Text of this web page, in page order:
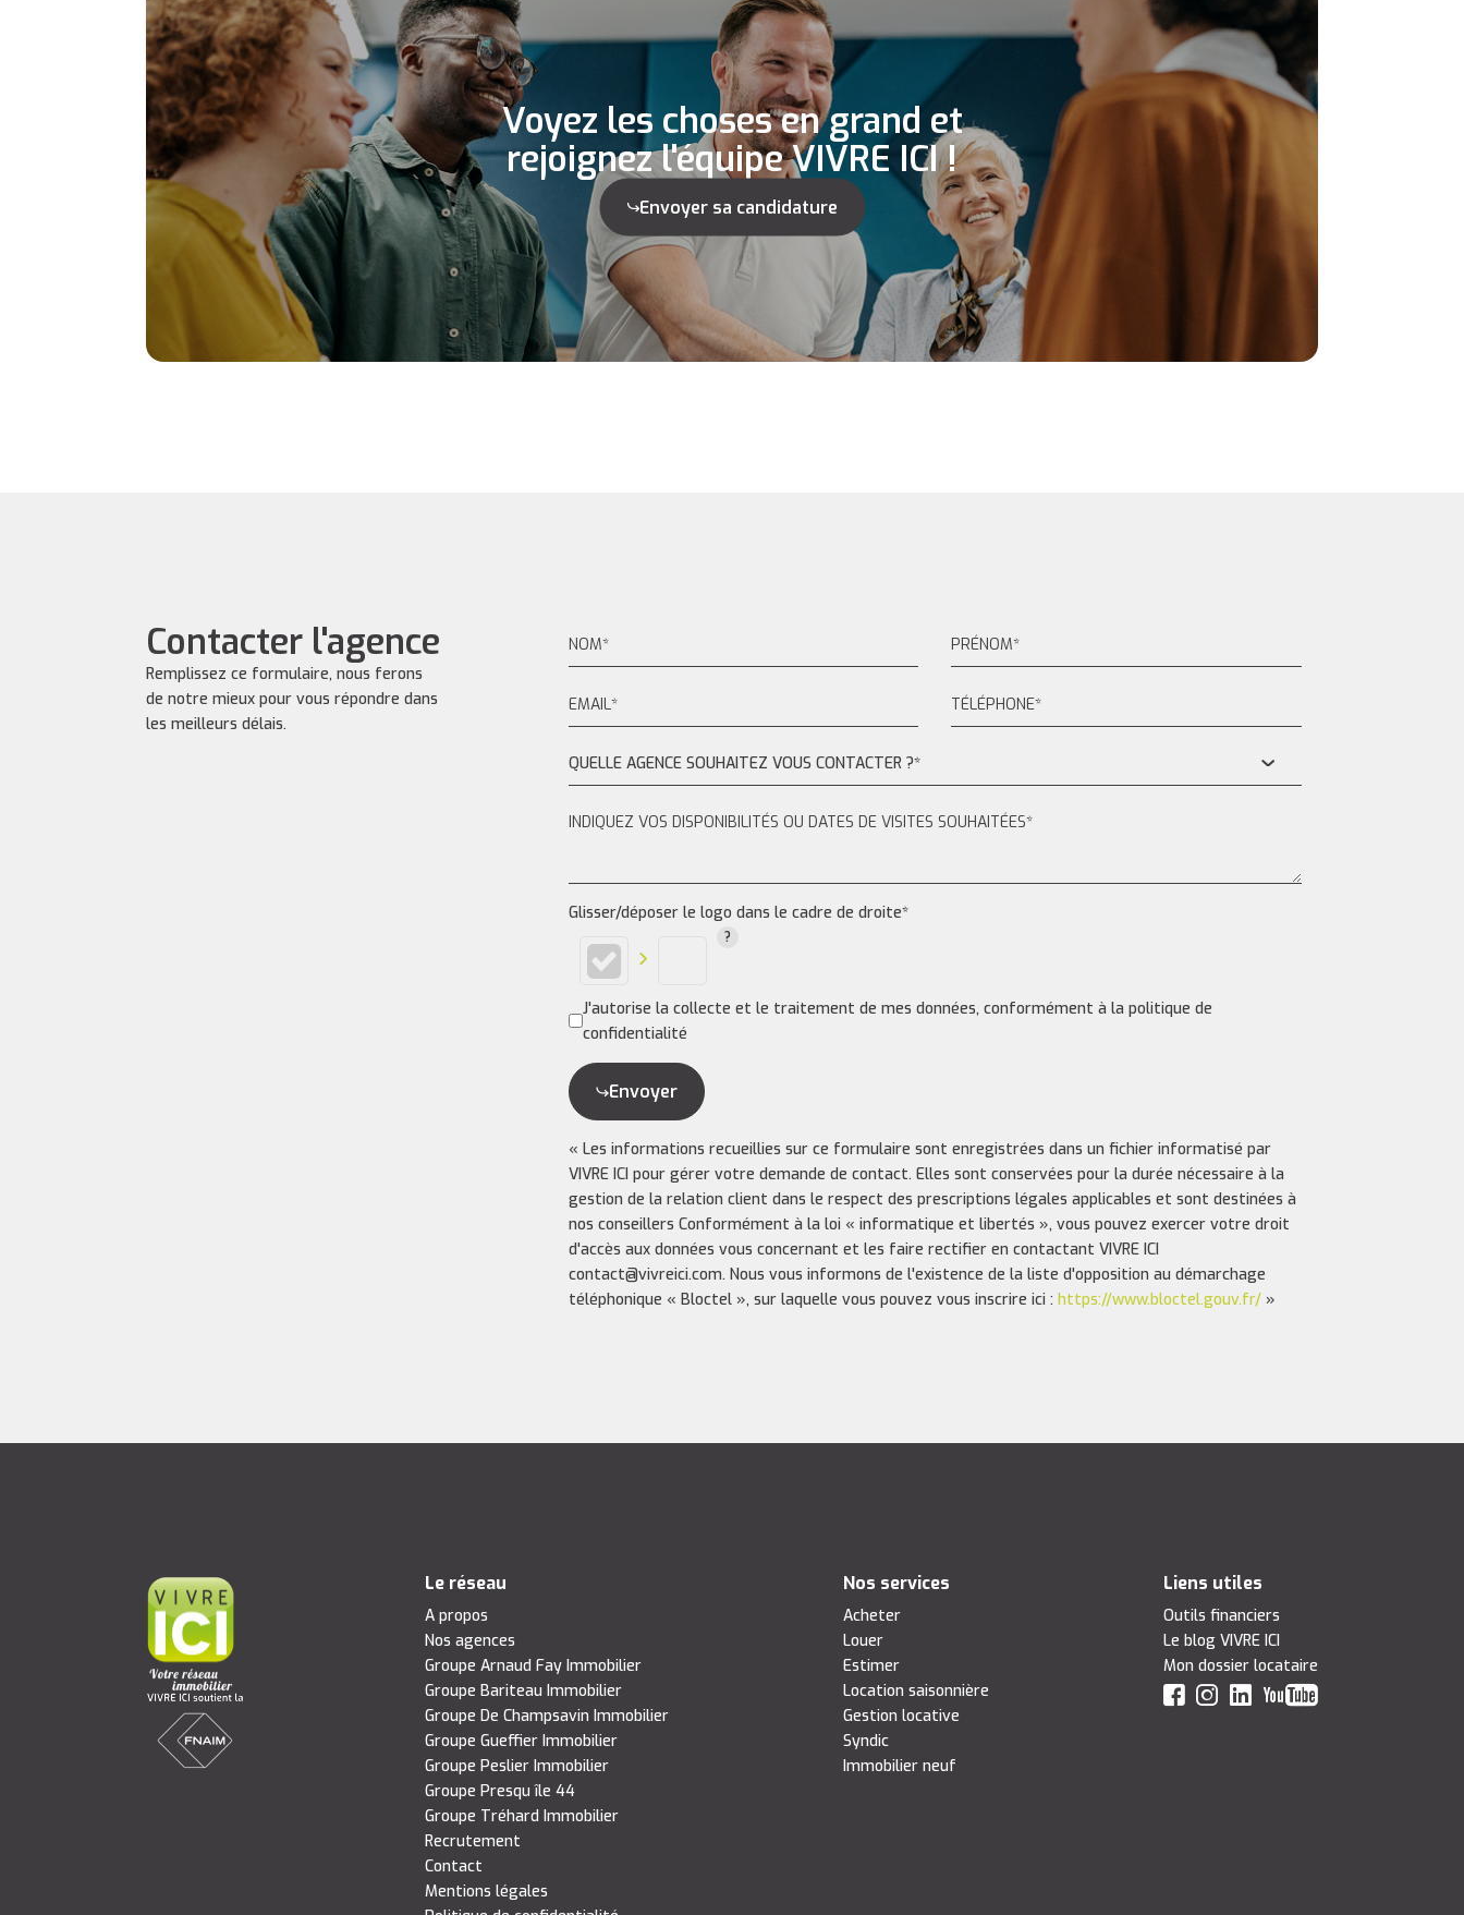
Voyez les choses en grand et
rejoignez l'équipe VIVRE ICI !
Envoyer sa candidature
Contacter l'agence
Remplissez ce formulaire, nous ferons
de notre mieux pour vous répondre dans
les meilleurs délais.
QUELLE AGENCE SOUHAITEZ VOUS CONTACTER ?*
Glisser/déposer le logo dans le cadre de droite*
J'autorise la collecte et le traitement de mes données, conformément à la politique de
confidentialité
Envoyer
« Les informations recueillies sur ce formulaire sont enregistrées dans un fichier informatisé par
VIVRE ICI pour gérer votre demande de contact. Elles sont conservées pour la durée nécessaire à la
gestion de la relation client dans le respect des prescriptions légales applicables et sont destinées à
nos conseillers Conformément à la loi « informatique et libertés », vous pouvez exercer votre droit
d'accès aux données vous concernant et les faire rectifier en contactant VIVRE ICI
contact@vivreici.com. Nous vous informons de l'existence de la liste d'opposition au démarchage
téléphonique « Bloctel », sur laquelle vous pouvez vous inscrire ici : https://www.bloctel.gouv.fr/»
Le réseau
A propos
Nos agences
Groupe Arnaud Fay Immobilier
Groupe Bariteau Immobilier
Groupe De Champsavin Immobilier
Groupe Gueffier Immobilier
Groupe Peslier Immobilier
Groupe Presqu île 44
Groupe Tréhard Immobilier
Recrutement
Contact
Mentions légales
Nos services
Acheter
Louer
Estimer
Location saisonnière
Gestion locative
Syndic
Immobilier neuf
Liens utiles
Outils financiers
Le blog VIVRE ICI
Mon dossier locataire